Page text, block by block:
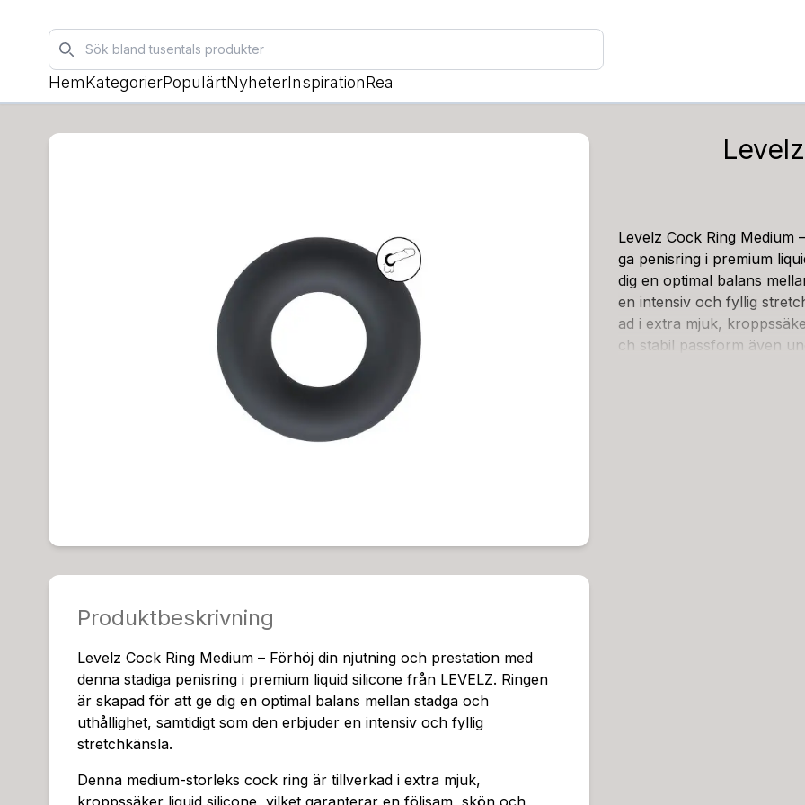
Sök
HemKategorierPopulärtNyheterInspirationRea
Levelz Cock Ring Medium
ga penisring i premium
dig en optimal balans
en intensiv och fyllig
ad i extra mjuk,
ch stabil passform även
och en stabil kontakt.
efter att utforska dina
ing, finns det en Levelz
upplevelse.Ringen har en
m. Rekommenderat
Produktbeskrivning
Levelz Cock Ring Medium – Förhöj din njutning och prestation med
denna stadiga penisring i premium liquid silicone från LEVELZ. Ringen
är skapad för att ge dig en optimal balans mellan stadga och
uthållighet, samtidigt som den erbjuder en intensiv och fyllig
stretchkänsla.
Denna medium-storleks cock ring är tillverkad i extra mjuk,
kroppssäker liquid silicone, vilket garanterar en följsam, skön och